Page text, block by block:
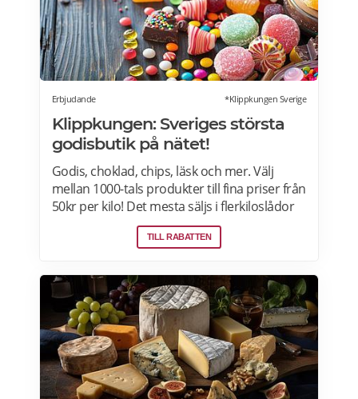
erbjudanden, exempelvis vid julbord,
nyårspaket eller after work. Undantag gäller
för alla Scandic Go-hotell och Grand Hotel
Oslo by Scandic. Läs mer>>>
Erbjudande *Klippkungen Sverige
Klippkungen: Sveriges största
godisbutik på nätet!
Godis, choklad, chips, läsk och mer. Välj
mellan 1000-tals produkter till fina priser från
50kr per kilo! Det mesta säljs i flerkiloslådor
men det finns även förpackningar som
lämpar sig bra som presenter.
TILL RABATTEN